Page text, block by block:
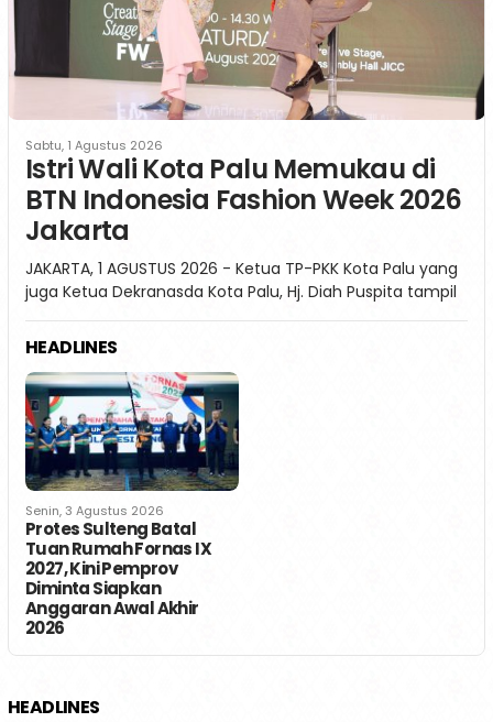
Sabtu, 1 Agustus 2026
Istri Wali Kota Palu Memukau di
BTN Indonesia Fashion Week 2026
Jakarta
JAKARTA, 1 AGUSTUS 2026 - Ketua TP-PKK Kota Palu yang
juga Ketua Dekranasda Kota Palu, Hj. Diah Puspita tampil
HEADLINES
Senin, 3 Agustus 2026
Protes Sulteng Batal
Tuan Rumah Fornas IX
2027, Kini Pemprov
Diminta Siapkan
Anggaran Awal Akhir
2026
HEADLINES